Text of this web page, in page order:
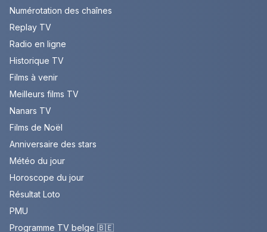
Numérotation des chaînes
Replay TV
Radio en ligne
Historique TV
Films à venir
Meilleurs films TV
Nanars TV
Films de Noël
Anniversaire des stars
Météo du jour
Horoscope du jour
Résultat Loto
PMU
Programme TV belge 🇧🇪